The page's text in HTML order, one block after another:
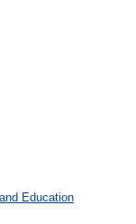
Education